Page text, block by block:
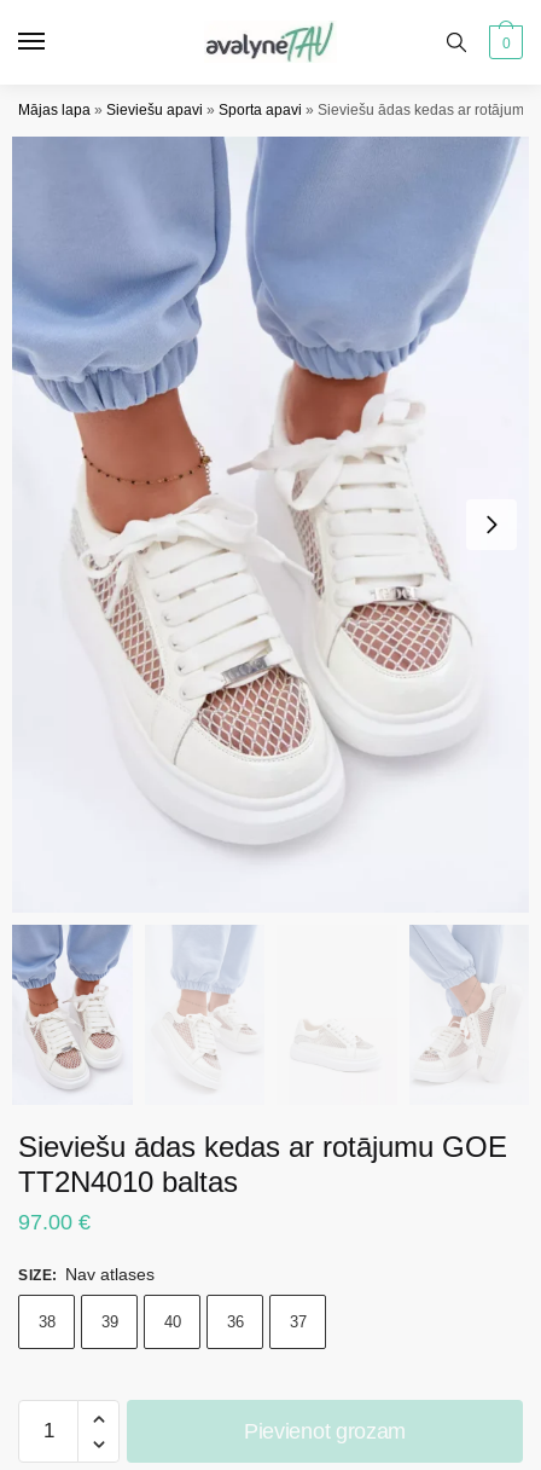
0
Mājas lapa » Sieviešu apavi » Sporta apavi » Sieviešu ādas kedas ar rotājumu
Sieviešu ādas kedas ar rotājumu GOE
TT2N4010 baltas
97.00 €
SIZE: Nav atlases
38 39 40 36 37
ādas
Pievienot grozam